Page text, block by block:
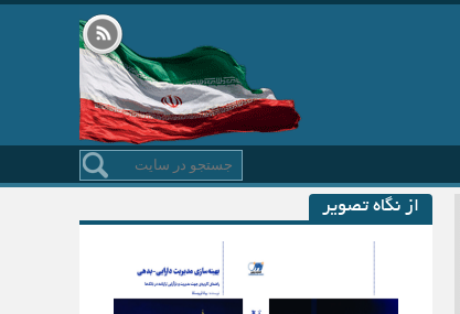
از نگاه تصویر